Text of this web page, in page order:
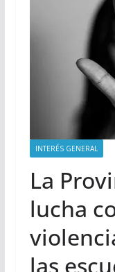
INTERÉS GENERAL
La
lucha
las